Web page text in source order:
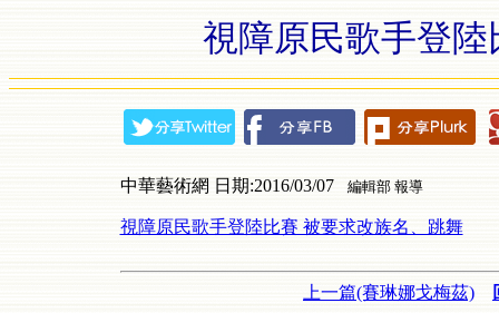
視障原民歌手登
中華藝術網 日期:2016/03/07 編輯部 報導
視障原民歌手登陸比賽 被要求改族名、跳舞
上一篇(賽琳娜戈梅茲)